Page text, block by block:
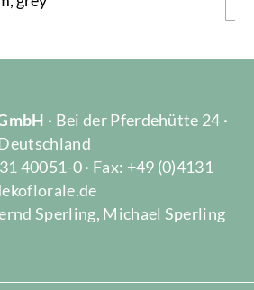
· Bei der Pferdehütte 24 ·
40051-0 · Fax: +49 (0)4131
Sperling, Michael Sperling